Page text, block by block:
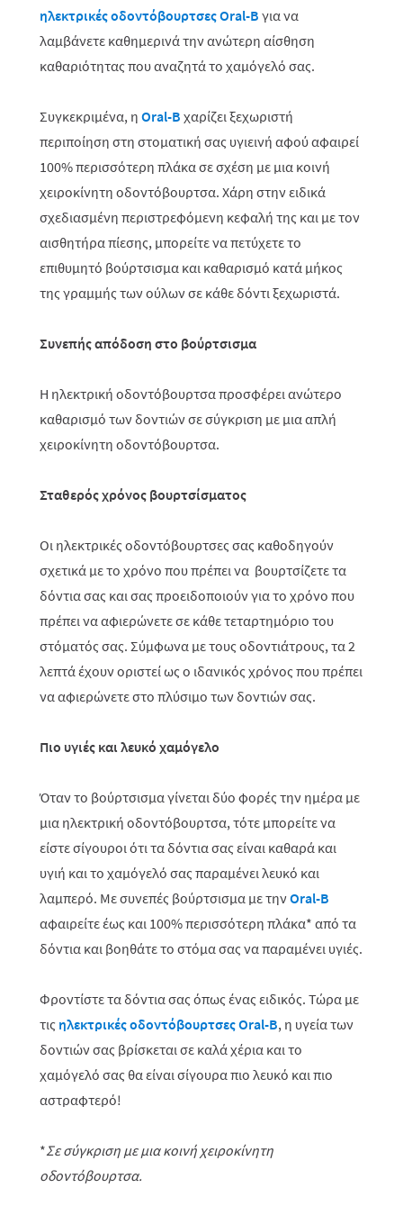
ηλεκτρικές οδοντόβουρτσες Oral-B για να
λαμβάνετε καθημερινά την ανώτερη αίσθηση
καθαριότητας που αναζητά το χαμόγελό σας.
Συγκεκριμένα, η Οral-B χαρίζει ξεχωριστή
περιποίηση στη στοματική σας υγιεινή αφού αφαιρεί
100% περισσότερη πλάκα σε σχέση με μια κοινή
χειροκίνητη οδοντόβουρτσα. Χάρη στην ειδικά
σχεδιασμένη περιστρεφόμενη κεφαλή της και με τον
αισθητήρα πίεσης, μπορείτε να πετύχετε το
επιθυμητό βούρτσισμα και καθαρισμό κατά μήκος
της γραμμής των ούλων σε κάθε δόντι ξεχωριστά.
Συνεπής απόδοση στο βούρτσισμα
Η ηλεκτρική οδοντόβουρτσα προσφέρει ανώτερο
καθαρισμό των δοντιών σε σύγκριση με μια απλή
χειροκίνητη οδοντόβουρτσα.
Σταθερός χρόνος βουρτσίσματος
Οι ηλεκτρικές οδοντόβουρτσες σας καθοδηγούν
σχετικά με το χρόνο που πρέπει να βουρτσίζετε τα
δόντια σας και σας προειδοποιούν για το χρόνο που
πρέπει να αφιερώνετε σε κάθε τεταρτημόριο του
στόματός σας. Σύμφωνα με τους οδοντιάτρους, τα 2
λεπτά έχουν οριστεί ως ο ιδανικός χρόνος που πρέπει
να αφιερώνετε στο πλύσιμο των δοντιών σας.
Πιο υγιές και λευκό χαμόγελο
Όταν το βούρτσισμα γίνεται δύο φορές την ημέρα με
μια ηλεκτρική οδοντόβουρτσα, τότε μπορείτε να
είστε σίγουροι ότι τα δόντια σας είναι καθαρά και
υγιή και το χαμόγελό σας παραμένει λευκό και
λαμπερό. Με συνεπές βούρτσισμα με τηνΟral-B
αφαιρείτε έως και 100% περισσότερη πλάκα* από τα
δόντια και βοηθάτε το στόμα σας να παραμένει υγιές.
Φροντίστε τα δόντια σας όπως ένας ειδικός. Τώρα με
τις ηλεκτρικές οδοντόβουρτσες Oral-B, η υγεία των
δοντιών σας βρίσκεται σε καλά χέρια και το
χαμόγελό σας θα είναι σίγουρα πιο λευκό και πιο
αστραφτερό!
*Σε σύγκριση με μια κοινή χειροκίνητη
οδοντόβουρτσα.